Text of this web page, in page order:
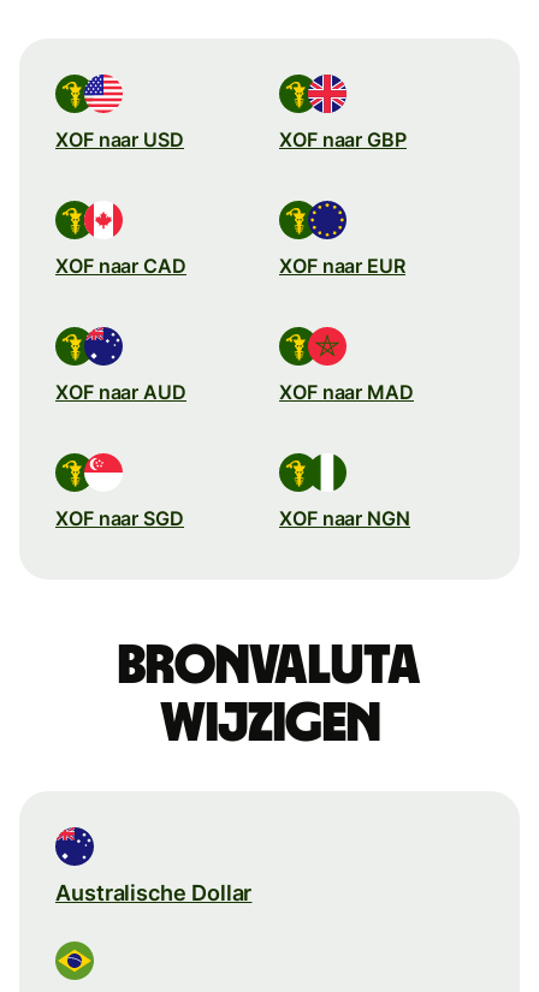
XOF naar USD XOF naar GBP
XOF naar CAD XOF naar EUR
XOF naar AUD XOF naar MAD
XOF naar SGD XOF naar NGN
Bronvaluta
wijzigen
Australische Dollar